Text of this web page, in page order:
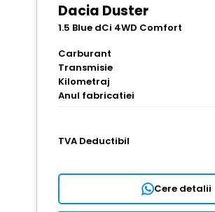
Dacia Duster
1.5 Blue dCi 4WD Comfort
Carburant
Transmisie
Kilometraj
Anul fabricatiei
TVA Deductibil
Cere detalii